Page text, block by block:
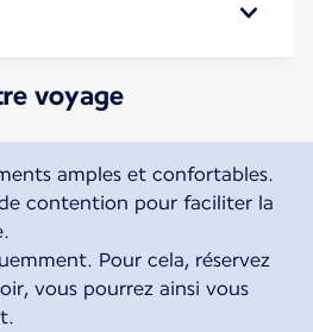
voyage
amples et confortables.
contention pour faciliter la
Pour cela, réservez
vous pourrez ainsi vous